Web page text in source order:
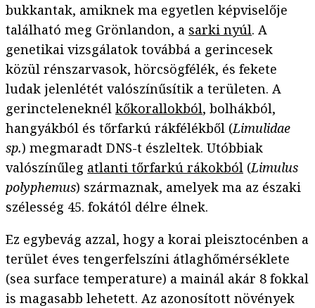
bukkantak, amiknek ma egyetlen képviselője
található meg Grönlandon, a sarki nyúl. A
genetikai vizsgálatok továbbá a gerincesek
közül rénszarvasok, hörcsögfélék, és fekete
ludak jelenlétét valószínűsítik a területen. A
gerincteleneknél kőkorallokból, bolhákból,
hangyákból és tőrfarkú rákfélékből (Limulidae
sp.) megmaradt DNS-t észleltek. Utóbbiak
valószínűleg atlanti tőrfarkú rákokból (Limulus
polyphemus) származnak, amelyek ma az északi
szélesség 45. fokától délre élnek.
Ez egybevág azzal, hogy a korai pleisztocénben a
terület éves tengerfelszíni átlaghőmérséklete
(sea surface temperature) a mainál akár 8 fokkal
is magasabb lehetett. Az azonosított növények